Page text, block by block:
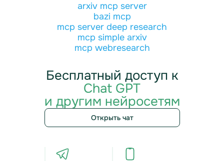
arxiv mcp server
bazi mcp
mcp server deep research
mcp simple arxiv
mcp webresearch
Бесплатный доступ к
Chat GPT
и другим нейросетям
Открыть чат